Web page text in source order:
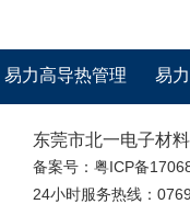
易力高导热管理 易
东莞市北一电子材
备案号： 粤ICP备
24小时服务热线：